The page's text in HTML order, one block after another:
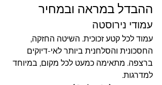
ההבדל במראה ובמחיר
עמודי נירוסטה
עמוד לכל קטע זכוכית. השיטה החזקה,
החסכונית והסלחנית ביותר לאי-דיוקים
ברצפה. מתאימה כמעט לכל מקום, במיוחד
למדרגות.